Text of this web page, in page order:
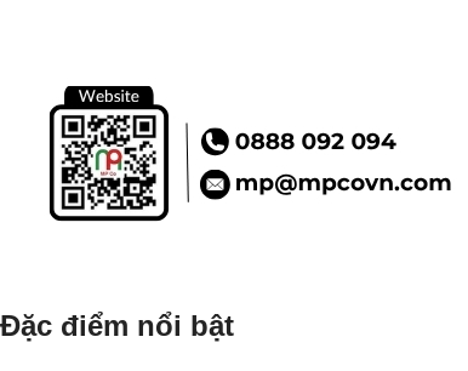
Đặc điểm nổi bật